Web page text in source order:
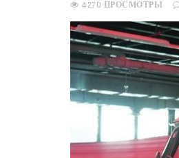
4270 ПРОСМОТРЫ